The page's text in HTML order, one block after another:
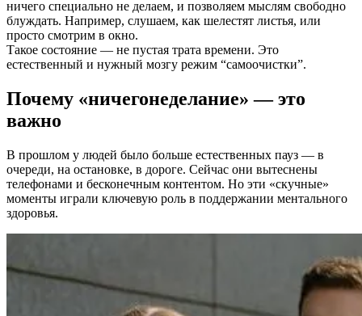
ничего специально не делаем, и позволяем мыслям свободно
блуждать. Например, слушаем, как шелестят листья, или
просто смотрим в окно.
Такое состояние — не пустая трата времени. Это
естественный и нужный мозгу режим “самоочистки”.
Почему «ничегонеделание» — это
важно
В прошлом у людей было больше естественных пауз — в
очереди, на остановке, в дороге. Сейчас они вытеснены
телефонами и бесконечным контентом. Но эти «скучные»
моменты играли ключевую роль в поддержании ментального
здоровья.